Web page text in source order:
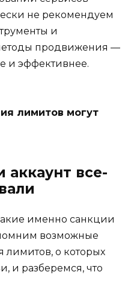
не рекомендуем
и
продвижения —
и эффективнее.
лимитов могут
аккаунт все-
именно санкции
возможные
лимитов, о которых
и разберемся, что